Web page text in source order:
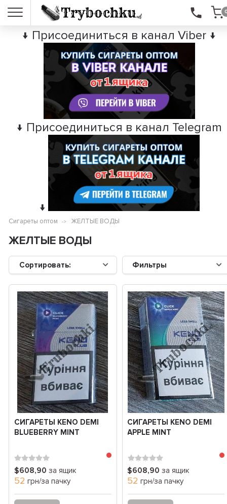
↓ Присоединиться в канал Viber ↓
↓ Присоединиться в канал Telegram
↓
Сигареты оптом ЖЕЛТЫЕ ВОДЫ
ЖЕЛТЫЕ ВОДЫ
Сортировать: Фильтры
СИГАРЕТЫ KENO DEMI
BLUEBERRY MINT
$608,90 за ящик
52 грн/за пачку
СИГАРЕТЫ KENO DEMI
APPLE MINT
$608,90 за ящик
52 грн/за пачку